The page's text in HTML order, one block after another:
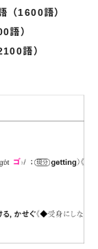
（1600語）
語）
語）